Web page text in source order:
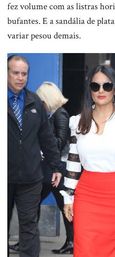
fez volume com as listras
bufantes. E a sandália de
variar pesou demais.